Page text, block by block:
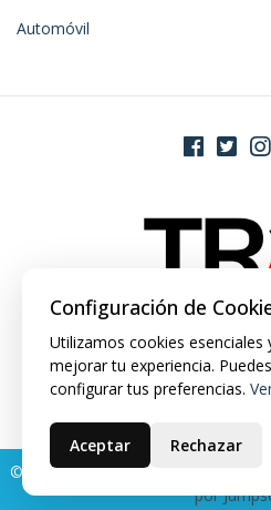
Automóvil
© 2026 TRX Market. Todos los
por
Configuración de
Utilizamos cookies esenciales
mejorar tu experiencia.
configurar tus preferencias.
Aceptar Rechazar